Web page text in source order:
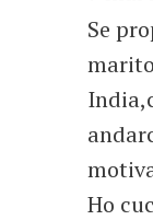
Se
Ho